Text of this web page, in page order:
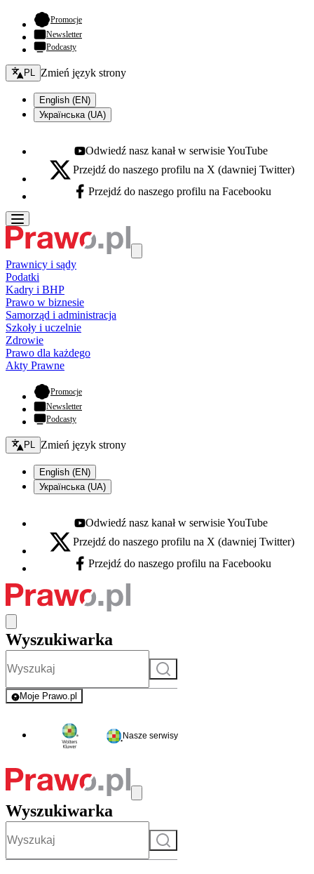
Promocje- otwiera się w nowej karcie
Newsletter
Podcasty
Zmień język - bieżący:
PL Zmień język strony
English (EN)
Українська (UA)
Youtube - otwiera się w nowej karcie
Odwiedź nasz kanał w serwisie YouTube
X - otwiera się w nowej karcie
Przejdź do naszego profilu na X (dawniej Twitter)
Facebook - otwiera się w nowej karcie
Przejdź do naszego profilu na Facebooku
Prawnicy i sądy
Podatki
Kadry i BHP
Prawo w biznesie
Samorząd i administracja
Szkoły i uczelnie
Zdrowie
Prawo dla każdego
Akty Prawne
Promocje- otwiera się w nowej karcie
Newsletter
Podcasty
Zmień język - bieżący:
PL Zmień język strony
English (EN)
Українська (UA)
Youtube - otwiera się w nowej karcie
Odwiedź nasz kanał w serwisie YouTube
X - otwiera się w nowej karcie
Przejdź do naszego profilu na X (dawniej Twitter)
Facebook - otwiera się w nowej karcie
Przejdź do naszego profilu na Facebooku
Wyszukiwarka
Szukaj
Moje Prawo.pl
- rejestracja i logowanie do serwisu
Nasze serwisy
Wyszukiwarka
Szukaj